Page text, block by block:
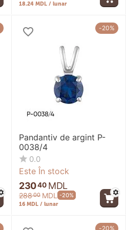
18.24 MDL / lunar
-20%
Pandantiv de argint P-
0038/4
0.0
Este În stock
23040 MDL
28800 MDL -20%
16 MDL / lunar
-20%